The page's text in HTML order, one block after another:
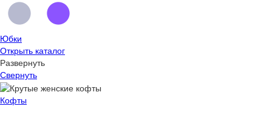
Юбки
Открыть каталог
Развернуть
Свернуть
Кофты